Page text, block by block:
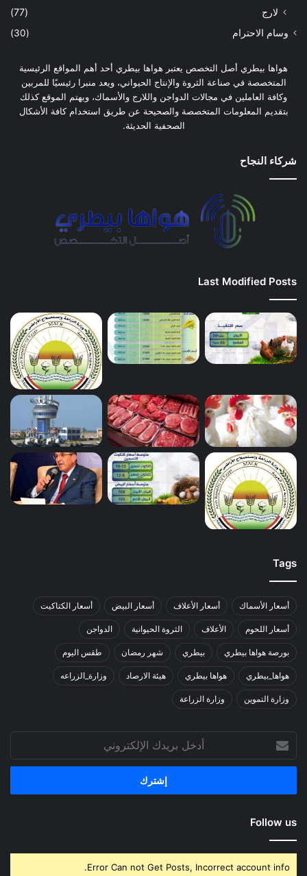
لارج
(77)
وسام الاحترام (30)
هواها بيطري أصل التخصص يعتبر هواها بيطري أحد أهم المواقع الرئيسية
المتخصصة في صناعة الثروة والإنتاج الحيواني، ويعد منبرا رئيسيًا للمربين
وكافة العاملين في مجالات الدواجن واللارج والأسماك، ويهتم الموقع كذلك
بتقديم المعلومات المتخصصة والصحيحة عن طريق استخدام كافة الأشكال
الصحفية الحديثة.
شركاء النجاح
Last Modified Posts
Tags
أسعار الأسماك أسعار الأعلاف أسعار البيض أسعار الكتاكيت
أسعار اللحوم الأعلاف الثروة الحيوانية الدواجن
بورصة هواها بيطري بيطري شهر رمضان طقس اليوم
هواها_بيطري هواها بيطري هيئة الارصاد وزارة_الزراعه
وزارة التموين وزارة الزراعة
بريدك
الإلكتروني
Follow us
Error Can not Get Posts, Incorrect account info.